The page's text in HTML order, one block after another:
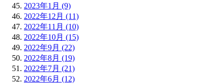
2023年1月 (9)
2022年12月 (11)
2022年11月 (10)
2022年10月 (15)
2022年9月 (22)
2022年8月 (19)
2022年7月 (21)
2022年6月 (12)